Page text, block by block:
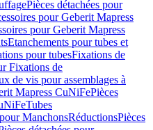
Pièces détachées pour
pour Geberit Mapress
pour Geberit Mapress
Etanchements pour tubes et
pour tubesFixations de
Fixations de
de vis pour assemblages à
Mapress CuNiFePièces
Tubes
ManchonsRéductionsPièces